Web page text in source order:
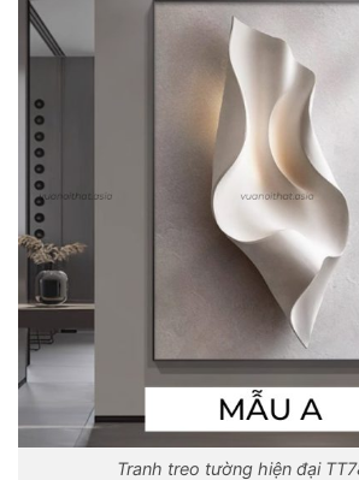
Tranh treo tường hiện đại